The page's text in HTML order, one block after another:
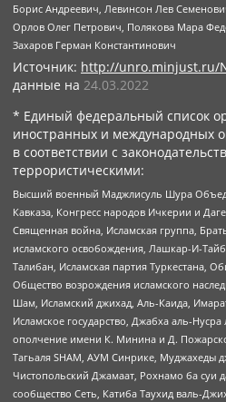
Борис Андреевич, Левинсон Лев
Орлов Олег Петрович, Полякова Мара
Захаров Герман Константинович
Источник: http://unro.minjust.ru/
данные на 24.03.2022
* Единый федеральный список
иностранных и международных
в соответствии с
террористическими:
Высший военный Маджлисуль Шура
Кавказа, Конгресс народов Ичкерии и
Священная война, Исламская группа,
исламского освобождения, Лашкар-И-
Талибан, Исламская партия Туркестана,
Общество возрождения исламского
Шам, Исламский джихад, Аль-Каида,
Исламское государство, Джабха аль-
ополчение имени К. Минина и Д.
Тагьаля SHAM, АУМ Синрике, Муджахеды
Чистопольский Джамаат, Рохнамо ба суи
сообщество Сеть, Катиба Таухид валь-